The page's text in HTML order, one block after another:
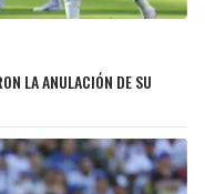
LA ANULACIÓN DE SU